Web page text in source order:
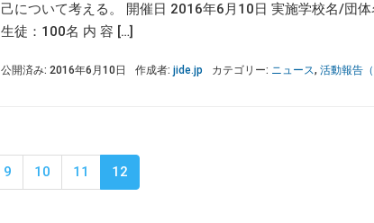
己について考える。 開催日 2016年6月10日 実施学校名/団
生徒：100名 内 容 […]
公開済み: 2016年6月10日 作成者: jide.jp カテゴリー: ニュース, 活動報告
9 10 11 12